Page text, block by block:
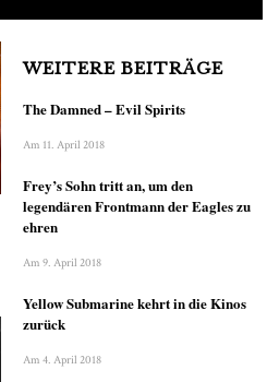
WEITERE BEITRÄGE
The Damned – Evil Spirits
Am 11. April 2018
Frey’s Sohn tritt an, um den
legendären Frontmann der Eagles zu
ehren
Am 9. April 2018
Yellow Submarine kehrt in die Kinos
zurück
Am 4. April 2018